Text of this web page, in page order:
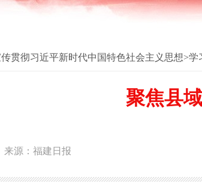
贯彻习近平新时代中国特色社会主义思想>学
聚焦县
来源：福建日报